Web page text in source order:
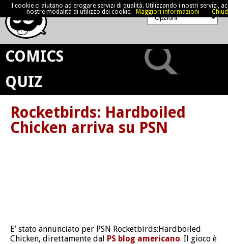
COMICS
QUIZ
Rocketbirds: Hardboiled
Chicken arriva su PSN
E’ stato annunciato per PSN Rocketbirds:Hardboiled
Chicken, direttamente dal PS blog americano. Il gioco è
I cookie ci aiutano ad erogare servizi di qualità. Utilizzando i nostri servizi,
nostre modalità di utilizzo dei cookie.
Maggiori informazioni